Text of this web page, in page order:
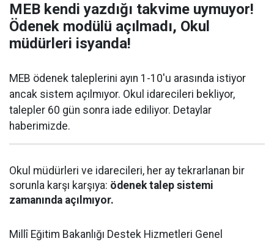
MEB kendi yazdığı takvime uymuyor!
Ödenek modülü açılmadı, Okul
müdürleri isyanda!
MEB ödenek taleplerini ayın 1-10'u arasında istiyor
ancak sistem açılmıyor. Okul idarecileri bekliyor,
talepler 60 gün sonra iade ediliyor. Detaylar
haberimizde.
Okul müdürleri ve idarecileri, her ay tekrarlanan bir
sorunla karşı karşıya: ödenek talep sistemi
zamanında açılmıyor.
Millî Eğitim Bakanlığı Destek Hizmetleri Genel